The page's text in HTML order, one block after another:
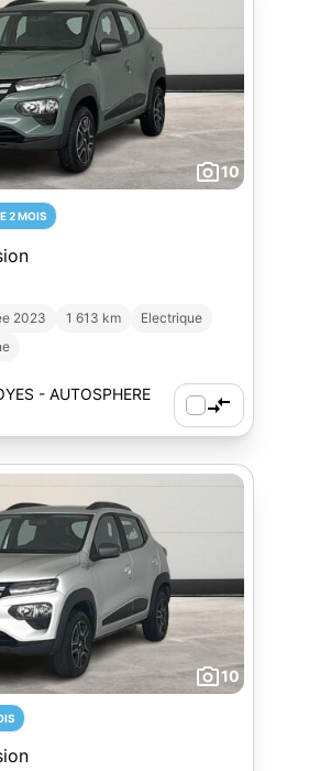
10
2 MOIS
2023 1 613 km
Electrique
- AUTOSPHERE
10